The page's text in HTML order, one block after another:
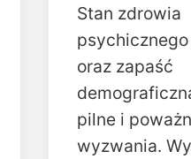
Stan zdrowia
psychicznego
oraz zapaść
pilne i
wyzwania.